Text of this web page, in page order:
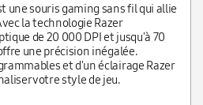
une souris gaming sans fil qui allie
la technologie Razer
de 20 000 DPI et jusqu'à 70
une précision inégalée.
et d'un éclairage Razer
votre style de jeu.